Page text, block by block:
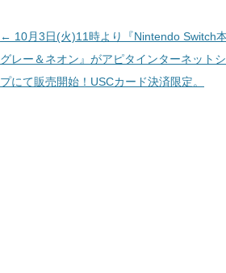
投稿ナビゲーション
← 10月3日(火)11時より『Nintendo Switch
グレー＆ネオン』がアピタインターネット
プにて販売開始！USCカード決済限定。